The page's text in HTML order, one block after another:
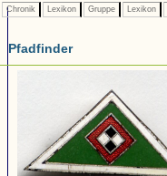
Chronik Lexikon Gruppe Lexikon
Pfadfinder